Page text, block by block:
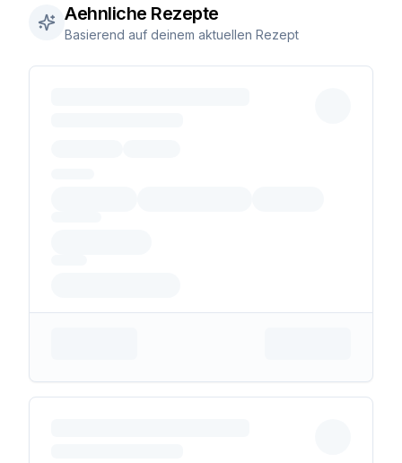
Aehnliche Rezepte
Basierend auf deinem aktuellen Rezept